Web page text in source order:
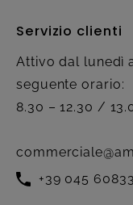
Servizio clienti
Attivo dal lunedì
seguente orario:
8.30 – 12.30 /
+39 045